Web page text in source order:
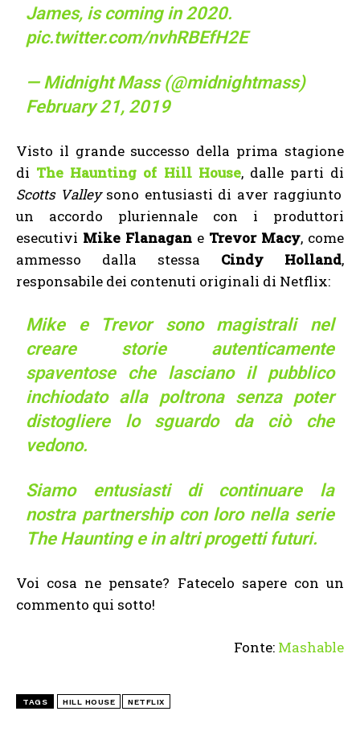
James, is coming in 2020.
pic.twitter.com/nvhRBEfH2E
— Midnight Mass (@midnightmass)
February 21, 2019
Visto il grande successo della prima stagione
di The Haunting of Hill House, dalle parti di
Scotts Valleysono entusiasti di aver raggiunto
un accordo pluriennale con i produttori
esecutivi Mike Flanagan e Trevor Macy, come
ammesso dalla stessa Cindy Holland,
responsabile dei contenuti originali di Netflix:
Mike e Trevor sono magistrali nel
creare storie autenticamente
spaventose che lasciano il pubblico
inchiodato alla poltrona senza poter
distogliere lo sguardo da ciò che
vedono.
Siamo entusiasti di continuare la
nostra partnership con loro nella serie
The Haunting e in altri progetti futuri.
Voi cosa ne pensate? Fatecelo sapere con un
commento qui sotto!
Fonte: Mashable
TAGS HILL HOUSE NETFLIX